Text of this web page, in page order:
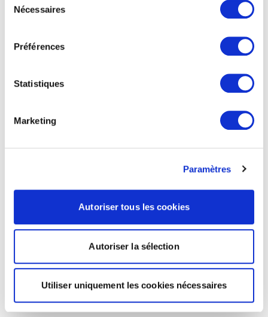
Nécessaires
Préférences
Statistiques
Marketing
Paramètres
Autoriser tous les cookies
Autoriser la sélection
Utiliser uniquement les cookies nécessaires